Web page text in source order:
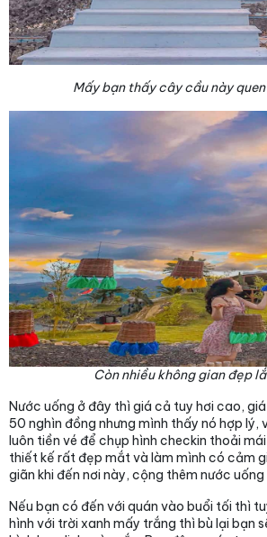
Mấy bạn thấy cây cầu này
Còn nhiều không gian đẹp
Nước uống ở đây thì giá cả tuy hơi cao,
50 nghìn đồng nhưng mình thấy nó hợp lý,
luôn tiền vé để chụp hình checkin thoải
thiết kế rất đẹp mắt và làm mình có cảm
giãn khi đến nơi này, cộng thêm nước
Nếu bạn có đến với quán vào buổi tối thì
hình với trời xanh mấy trắng thì bù lại bạn